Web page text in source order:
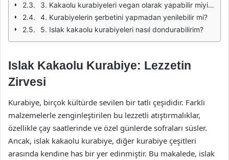
3. Kakaolu kurabiyeleri vegan olarak yapabilir miyim?
4. Kurabiyelerin şerbetini yapmadan yenilebilir mi?
5. Islak kakaolu kurabiyeleri nasıl dondurabilirim?
Islak Kakaolu Kurabiye: Lezzetin
Zirvesi
Kurabiye, birçok kültürde sevilen bir tatlı çeşididir. Farklı
malzemelerle zenginleştirilen bu lezzetli atıştırmalıklar,
özellikle çay saatlerinde ve özel günlerde sofraları süsler.
Ancak, islak kakaolu kurabiye, diğer kurabiye çeşitleri
arasında kendine has bir yer edinmiştir. Bu makalede, islak